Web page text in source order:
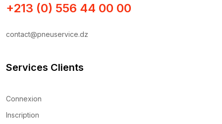
+213 (0) 556 44 00 00
contact@pneuservice.dz
Services Clients
Connexion
Inscription